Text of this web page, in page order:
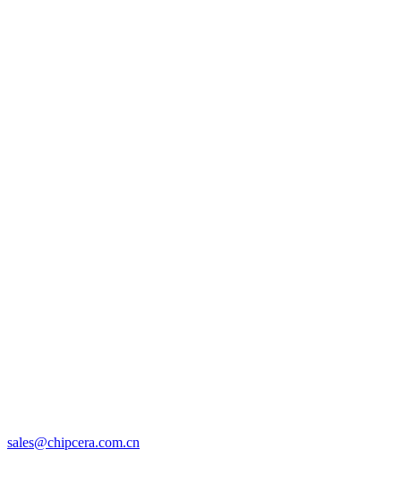
sales@chipcera.com.cn